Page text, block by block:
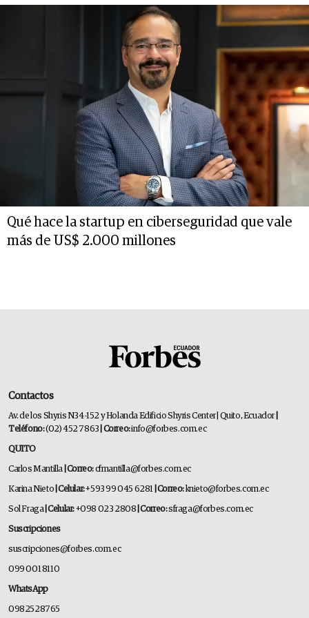
Qué hace la startup en ciberseguridad que vale
más de US$ 2.000 millones
Contactos
Av. de los Shyris N34-152 y Holanda Edificio Shyris Center | Quito, Ecuador
Teléfono:(02) 452 7863 | Correo:info@forbes.com.ec
QUITO
Carlos Mantilla | Correo:cfmantilla@forbes.com.ec
Karina Nieto | Celular:+593 99 045 6281 | Correo:knieto@forbes.com.ec
Sol Fraga| Celular:+098 023 2808 | Correo:sfraga@forbes.com.ec
Suscripciones
suscripciones@forbes.com.ec
099 001 8110
WhatsApp
0982528765